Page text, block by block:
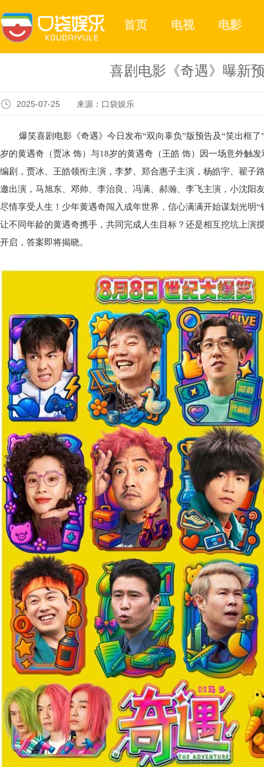
首页 电视 电影
喜剧电影《奇遇》曝新
2025-07-25 来源：口袋娱乐
爆笑喜剧电影《奇遇》今日发布“双向辜负”版预告及“笑出框
岁的黄遇奇（贾冰 饰）与18岁的黄遇奇（王皓 饰）因一场意外触
编剧，贾冰、王皓领衔主演，李梦、郑合惠子主演，杨皓宇、翟子
邀出演，马旭东、邓帅、李治良、冯满、郝瀚、李飞主演，小沈阳
尽情享受人生！少年黄遇奇闯入成年世界，信心满满开始谋划光明
让不同年龄的黄遇奇携手，共同完成人生目标？还是相互挖坑上演
开启，答案即将揭晓。